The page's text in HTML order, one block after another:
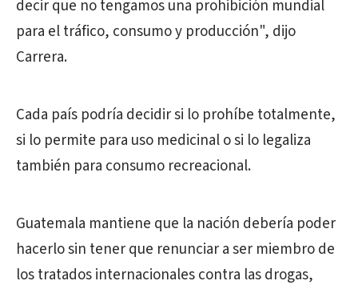
decir que no tengamos una prohibición mundial
para el tráfico, consumo y producción", dijo
Carrera.
Cada país podría decidir si lo prohíbe totalmente,
si lo permite para uso medicinal o si lo legaliza
también para consumo recreacional.
Guatemala mantiene que la nación debería poder
hacerlo sin tener que renunciar a ser miembro de
los tratados internacionales contra las drogas,